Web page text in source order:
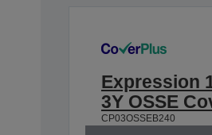
Expression
3Y OSSE
CP03OSSEB240